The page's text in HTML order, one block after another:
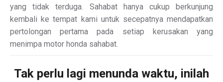
yang tidak terduga. Sahabat hanya cukup berkunjung
kembali ke tempat kami untuk secepatnya mendapatkan
pertolongan pertama pada setiap kerusakan yang
menimpa motor honda sahabat.
Tak perlu lagi menunda waktu, inilah